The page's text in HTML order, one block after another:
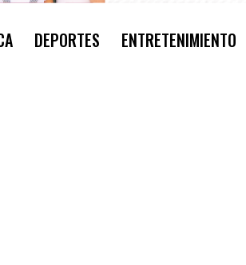
DEPORTES ENTRETENIMIENTO